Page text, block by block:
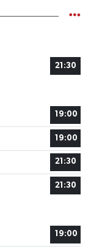
21:30
19:00
19:00
21:30
21:30
19:00